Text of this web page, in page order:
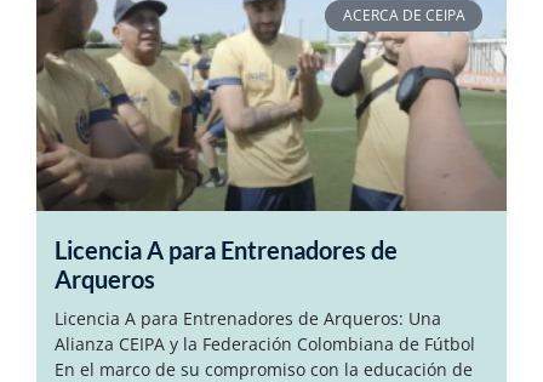
ACERCA DE CEIPA
Licencia A para Entrenadores de
Arqueros
Licencia A para Entrenadores de Arqueros: Una
Alianza CEIPA y la Federación Colombiana de Fútbol
En el marco de su compromiso con la educación de